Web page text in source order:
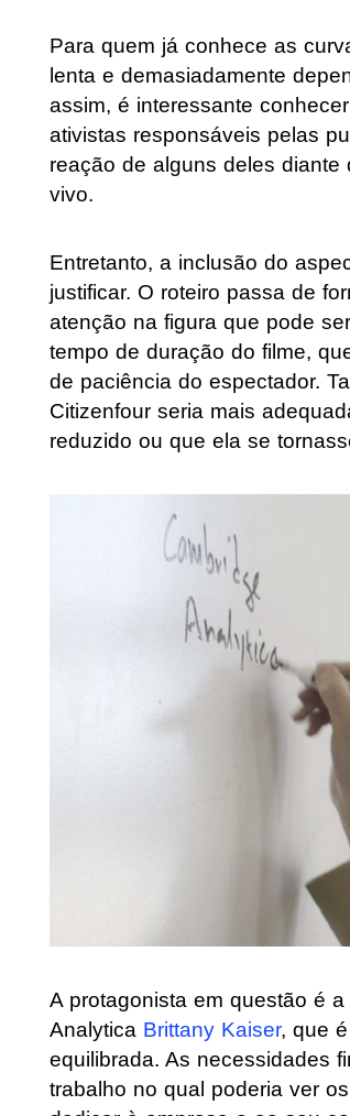
Para quem já conhece as
lenta e demasiadamente
assim, é interessante
ativistas responsáveis pelas
reação de alguns deles diante
vivo.
Entretanto, a inclusão do
justificar. O roteiro passa de
atenção na figura que pode
tempo de duração do filme,
de paciência do espectador.
Citizenfour seria mais
reduzido ou que ela se
A protagonista em questão é
Analytica Brittany Kaiser, que
equilibrada. As necessidades
trabalho no qual poderia ver